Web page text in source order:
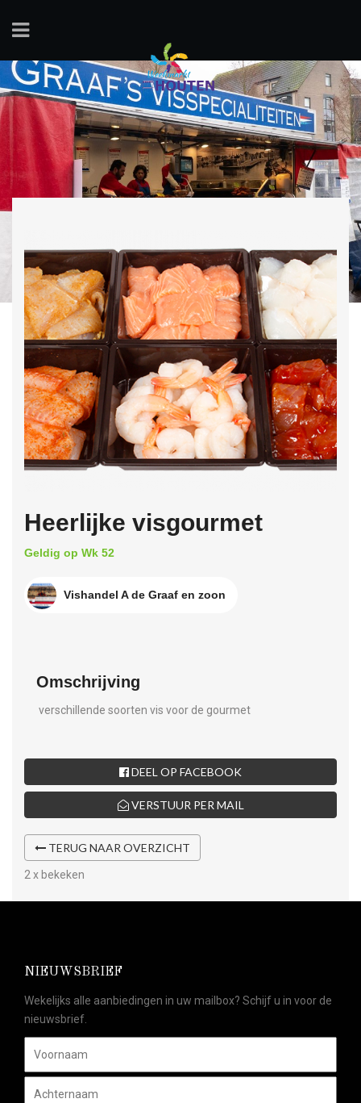
Heerlijke visgourmet
Geldig op Wk 52
Vishandel A de Graaf en zoon
Omschrijving
verschillende soorten vis voor de gourmet
DEEL OP FACEBOOK
VERSTUUR PER MAIL
TERUG NAAR OVERZICHT
2 x bekeken
NIEUWSBRIEF
Wekelijks alle aanbiedingen in uw mailbox? Schijf u in voor de
nieuwsbrief.